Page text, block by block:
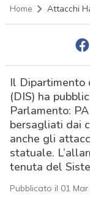
Home Attacchi
Il Dipartimento
(DIS) ha
Parlamento:
bersagliati dai
anche gli
statuale.
tenuta del
Pubblicato il 01